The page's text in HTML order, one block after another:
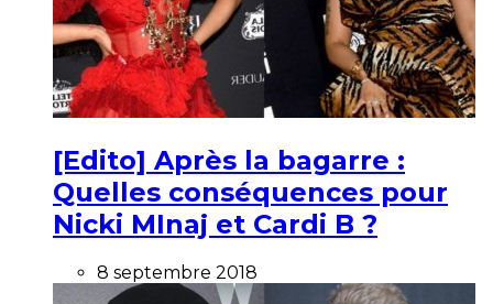
[Edito] Après la bagarre :
Quelles conséquences pour
Nicki MInaj et Cardi B ?
8 septembre 2018